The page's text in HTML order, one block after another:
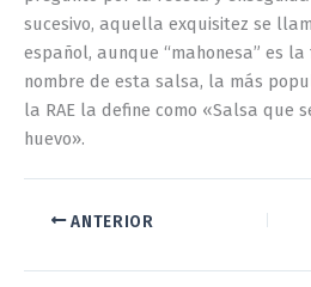
sucesivo, aquella exquisitez se
español, aunque “mahonesa” es la
nombre de esta salsa, la más
la RAE la define como «Salsa que
huevo».
ANTERIOR